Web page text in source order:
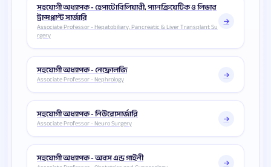
সহযোগী অধ্যাপক - হেপাটোবিলিয়ারী, প্যানক্রিয়েটিক ও লিভার
ট্রান্সপ্লান্ট সার্জারি
Associate Professor - Hepatobiliary, Pancreatic & Liver Transplant Su
rgery
সহযোগী অধ্যাপক - নেফ্রোলজি
Associate Professor - Nephrology
সহযোগী অধ্যাপক - নিউরোসার্জারি
Associate Professor - Neuro Surgery
সহযোগী অধ্যাপক - অবস এন্ড গাইনী